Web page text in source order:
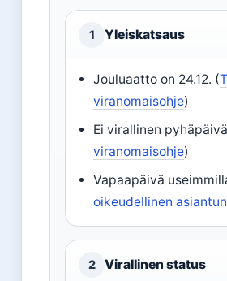
1 Yleiskatsaus
Jouluaatto on 24.12. (
viranomaisohje)
Ei virallinen
viranomaisohje)
Vapaapäivä
oikeudellinen
2 Virallinen status